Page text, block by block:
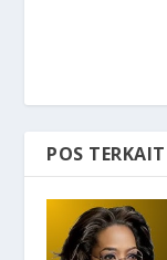
POS TERKAIT